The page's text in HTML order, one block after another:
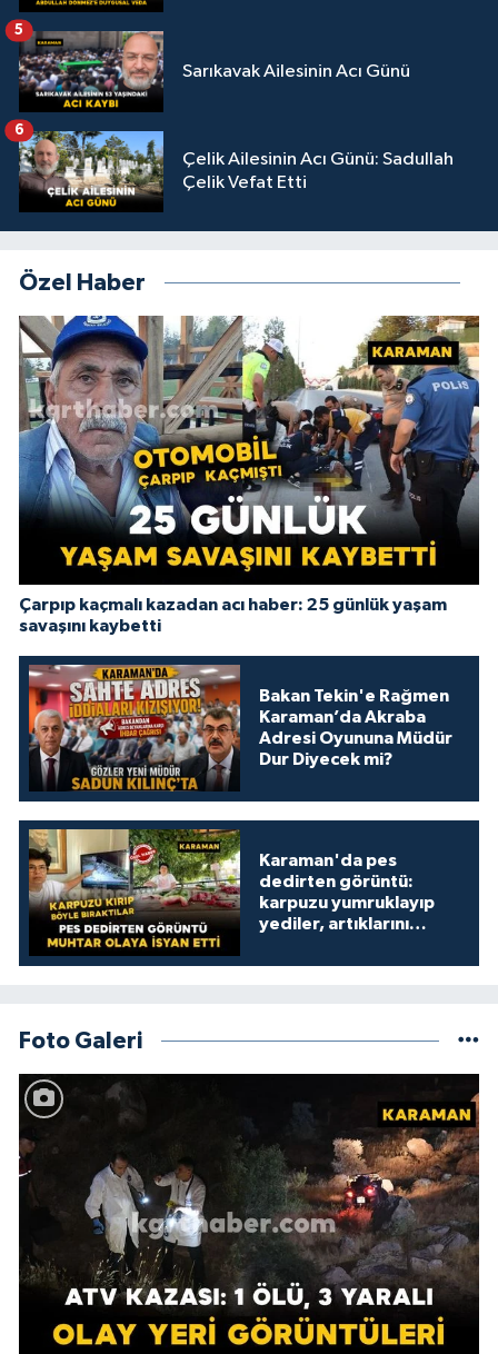
Sarıkavak Ailesinin Acı Günü
5
Çelik Ailesinin Acı Günü: Sadullah
Çelik Vefat Etti
6
Özel Haber
Çarpıp kaçmalı kazadan acı haber: 25 günlük yaşam
savaşını kaybetti
Bakan Tekin'e Rağmen
Karaman’da Akraba
Adresi Oyununa Müdür
Dur Diyecek mi?
Karaman'da pes
dedirten görüntü:
karpuzu yumruklayıp
yediler, artıklarını
Foto Galeri